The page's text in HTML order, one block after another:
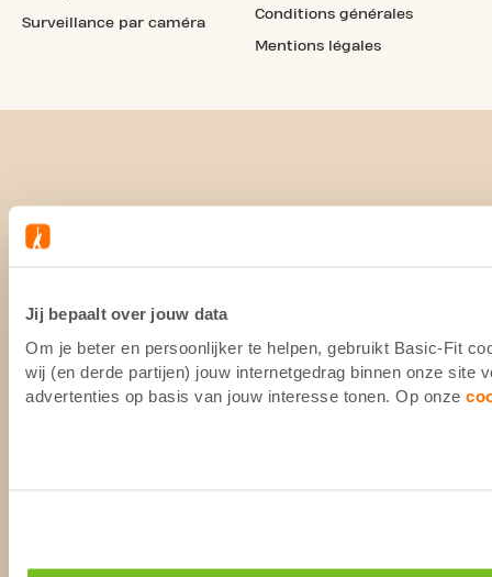
Jij bepaalt over jouw data
Om je beter en persoonlijker te helpen, gebruikt Basic-Fit
wij (en derde partijen) jouw internetgedrag binnen onze site
advertenties op basis van jouw interesse tonen. Op onze
Surveillance par caméra
Conditions générales
Mentions légales